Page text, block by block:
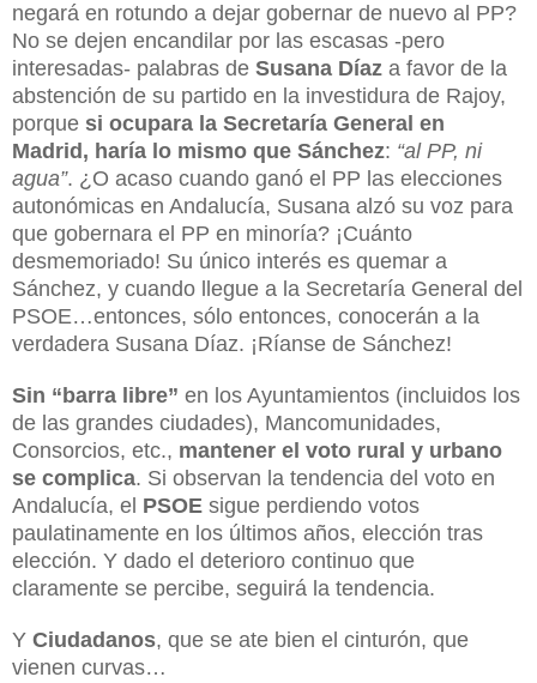
negará en rotundo a dejar gobernar de nuevo al PP?
No se dejen encandilar por las escasas -pero
interesadas- palabras de Susana Díaz a favor de la
abstención de su partido en la investidura de Rajoy,
porque si ocupara la Secretaría General en
Madrid, haría lo mismo que Sánchez: “al PP, ni
agua”. ¿O acaso cuando ganó el PP las elecciones
autonómicas en Andalucía, Susana alzó su voz para
que gobernara el PP en minoría? ¡Cuánto
desmemoriado! Su único interés es quemar a
Sánchez, y cuando llegue a la Secretaría General del
PSOE…entonces, sólo entonces, conocerán a la
verdadera Susana Díaz. ¡Ríanse de Sánchez!
Sin “barra libre” en los Ayuntamientos (incluidos los
de las grandes ciudades), Mancomunidades,
Consorcios, etc., mantener el voto rural y urbano
se complica. Si observan la tendencia del voto en
Andalucía, el PSOE sigue perdiendo votos
paulatinamente en los últimos años, elección tras
elección. Y dado el deterioro continuo que
claramente se percibe, seguirá la tendencia.
Y Ciudadanos, que se ate bien el cinturón, que
vienen curvas…